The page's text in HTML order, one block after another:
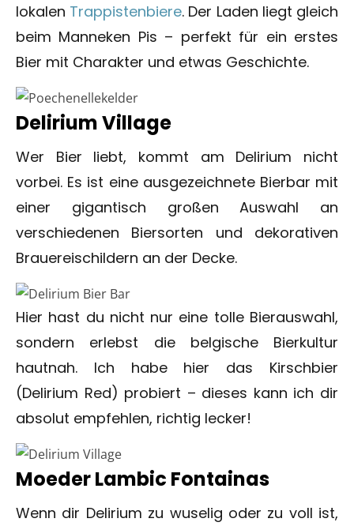
lokalen Trappistenbiere. Der Laden liegt gleich
beim Manneken Pis – perfekt für ein erstes
Bier mit Charakter und etwas Geschichte.
Delirium Village
Wer Bier liebt, kommt am Delirium nicht
vorbei. Es ist eine ausgezeichnete Bierbar mit
einer gigantisch großen Auswahl an
verschiedenen Biersorten und dekorativen
Brauereischildern an der Decke.
Hier hast du nicht nur eine tolle Bierauswahl,
sondern erlebst die belgische Bierkultur
hautnah. Ich habe hier das Kirschbier
(Delirium Red) probiert – dieses kann ich dir
absolut empfehlen, richtig lecker!
Moeder Lambic Fontainas
Wenn dir Delirium zu wuselig oder zu voll ist,